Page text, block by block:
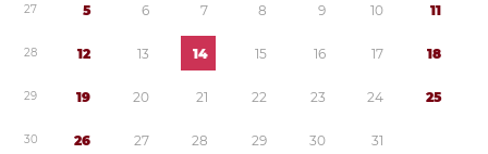
27 5 6 7 8 9 10 11
28 12 13 14 15 16 17 18
29 19 20 21 22 23 24 25
30 26 27 28 29 30 31